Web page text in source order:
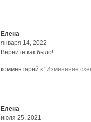
Елена
января 14, 2022
Верните как было!
комментарий к "Изменение
Елена
июля 25, 2021